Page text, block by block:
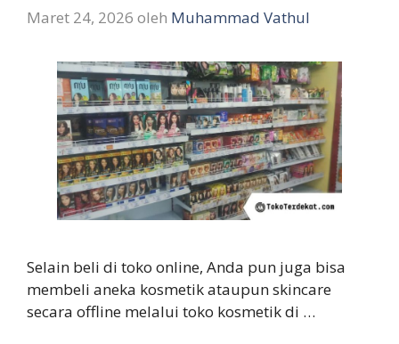
Maret 24, 2026 oleh Muhammad Vathul
Selain beli di toko online, Anda pun juga bisa
membeli aneka kosmetik ataupun skincare
secara offline melalui toko kosmetik di …